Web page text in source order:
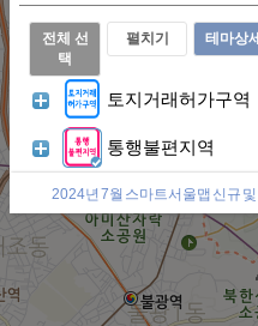
맵
고
전체 선
택
펼치기 테마상세
토지거래허가구역
택
됨
통행불편지역